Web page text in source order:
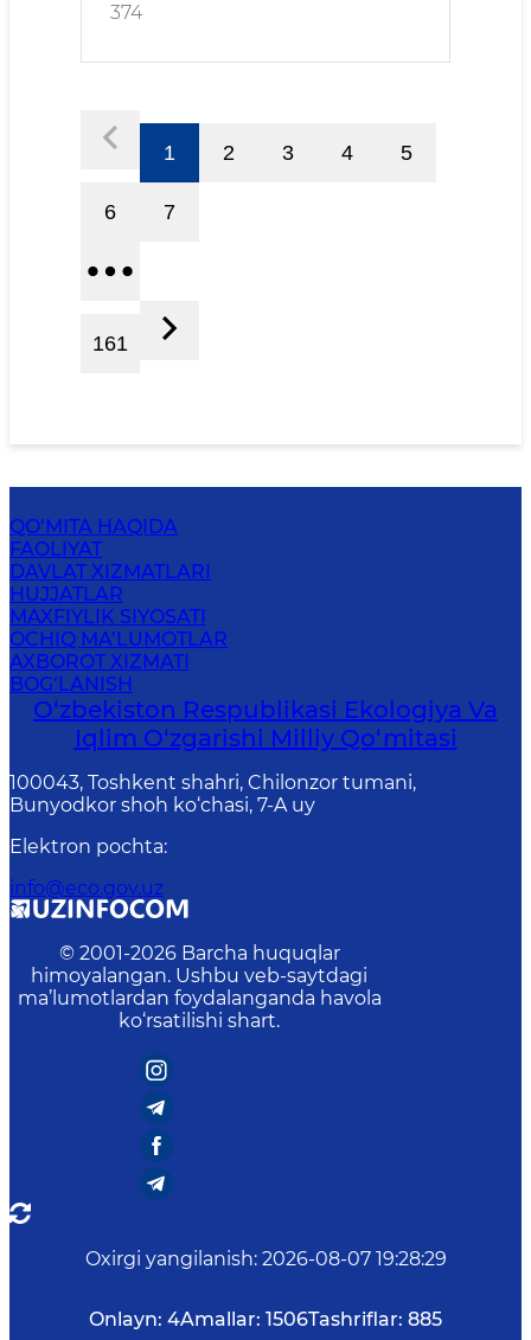
374
1 2 3 4 5
6 7
161
QO‘MITA HAQIDA
FAOLIYAT
DAVLAT XIZMATLARI
HUJJATLAR
MAXFIYLIK SIYOSATI
OCHIQ MA’LUMOTLAR
AXBOROT XIZMATI
BOG‘LANISH
O‘zbekiston Respublikasi Ekologiya Va
Iqlim O‘zgarishi Milliy Qo‘mitasi
100043, Toshkent shahri, Chilonzor tumani,
Bunyodkor shoh ko‘chasi, 7-A uy
Elektron pochta:
info@eco.gov.uz
© 2001-2026 Barcha huquqlar
himoyalangan. Ushbu veb-saytdagi
ma’lumotlardan foydalanganda havola
ko‘rsatilishi shart.
Oxirgi yangilanish: 2026-08-07 19:28:29
Onlayn: 4Amallar: 1506Tashriflar: 885